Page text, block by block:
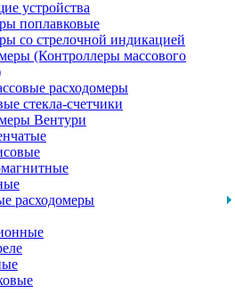
устройства
поплавковые
со стрелочной индикацией
(Контроллеры массового
расходомеры
стекла-счетчики
Вентури
расходомеры